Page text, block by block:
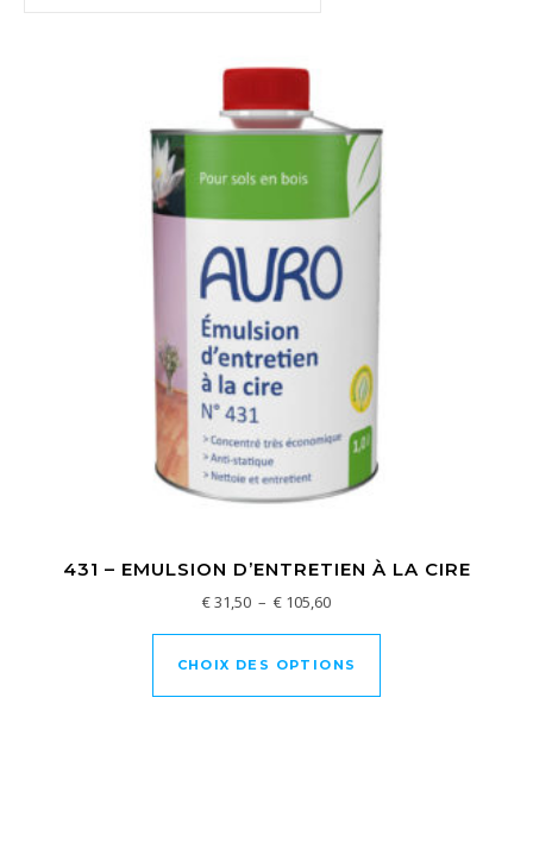
431 – EMULSION D’ENTRETIEN À LA CIRE
€31,50 – € 105,60Plage de prix : € 31,50 à €
CHOIX DES OPTIONS
Ce produit a